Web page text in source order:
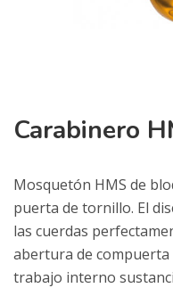
Carabinero
Mosquetón HMS de
puerta de tornillo. El
las cuerdas
abertura de compuerta
trabajo interno